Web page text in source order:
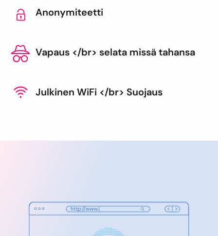
Anonymiteetti
Vapaus </br> selata missä tahansa
Julkinen WiFi </br> Suojaus